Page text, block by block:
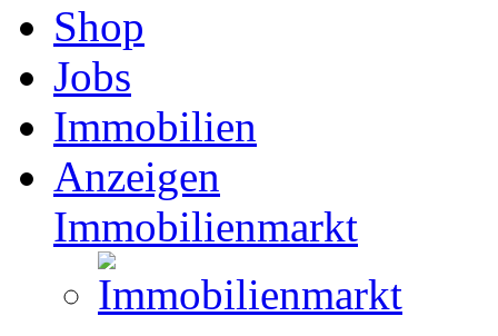
Shop
Jobs
Immobilien
Anzeigen
Immobilienmarkt